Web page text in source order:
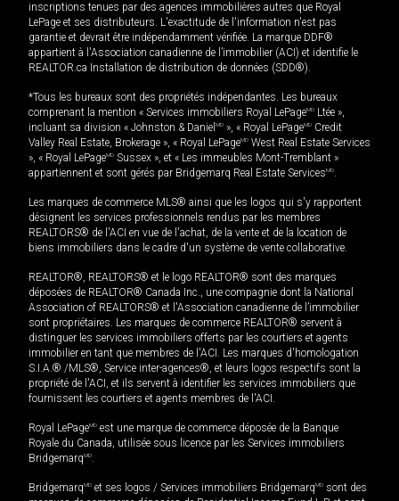
inscriptions tenues par des agences immobilières autres que Royal
LePage et ses distributeurs. L'exactitude de l'information n'est pas
garantie et devrait être indépendamment vérifiée. La marque DDF®
appartient à l'Association canadienne de l’immobilier (ACI) et identifie le
REALTOR.ca Installation de distribution de données (SDD®).
*Tous les bureaux sont des propriétés indépendantes. Les bureaux
comprenant la mention « Services immobiliers Royal LePageMD Ltée »,
incluant sa division « Johnston & Daniel MD », « Royal LePageMD Credit
Valley Real Estate, Brokerage », « Royal LePageMD West Real Estate Services
», « Royal LePageMD Sussex », et « Les immeubles Mont-Tremblant »
appartiennent et sont gérés par Bridgemarq Real Estate ServicesMD.
Les marques de commerce MLS® ainsi que les logos qui s'y rapportent
désignent les services professionnels rendus par les membres
REALTORS® de l'ACI en vue de l'achat, de la vente et de la location de
biens immobiliers dans le cadre d'un système de vente collaborative.
REALTOR®, REALTORS® et le logo REALTOR® sont des marques
déposées de REALTOR® Canada Inc., une compagnie dont la National
Association of REALTORS® et l'Association canadienne de l’immobilier
sont propriétaires. Les marques de commerce REALTOR® servent à
distinguer les services immobiliers offerts par les courtiers et agents
immobilier en tant que membres de l'ACI. Les marques d'homologation
S.I.A.® /MLS®, Service inter-agences®, et leurs logos respectifs sont la
propriété de l'ACI, et ils servent à identifier les services immobiliers que
fournissent les courtiers et agents membres de l'ACI.
Royal LePageMD est une marque de commerce déposée de la Banque
Royale du Canada, utilisée sous licence par les Services immobiliers
BridgemarqMD.
BridgemarqMD et ses logos / Services immobiliers BridgemarqMD sont des